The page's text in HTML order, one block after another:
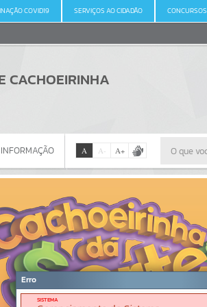
COVID19 SERVIÇOS AO CIDADÃO CONCURSOS
CACHOEIRINHA
Por favor, aguarde...
A A- A+
Erro
SISTEMA